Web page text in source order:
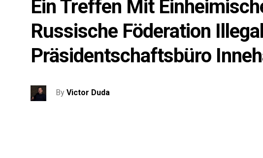
Ein Treffen Mit
Russische Föderation
Präsidentschaftsbüro
By Victor Duda